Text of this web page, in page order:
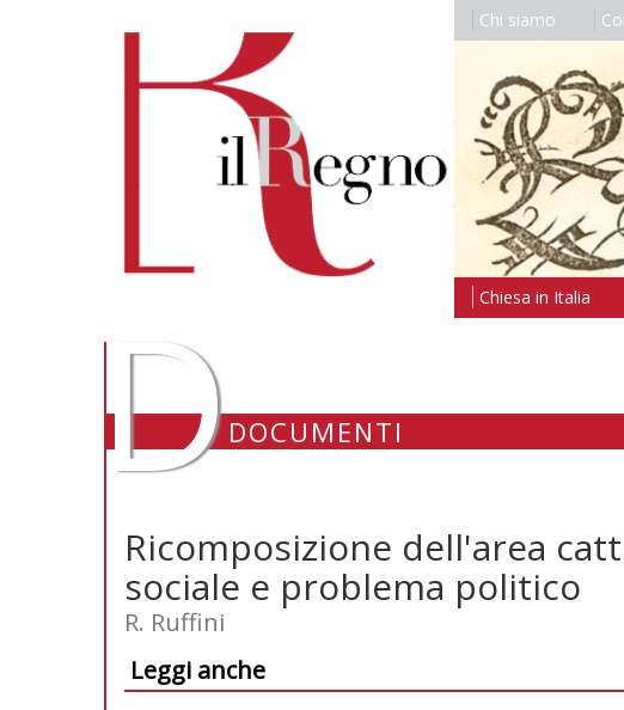
Chi siamo
Chiesa in Italia
DDOCUMENTI
Ricomposizione dell'area
sociale e problema politico
R. Ruffini
Leggi anche